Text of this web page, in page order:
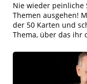
Nie wieder peinliche
Themen ausgehen!
der 50 Karten und
Thema, über das ihr